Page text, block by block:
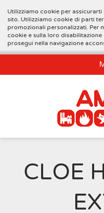
Utilizziamo cookie per assicurarti
sito. Utilizziamo cookie di parti
promozionali personalizzati. Per
cookie e sulla loro disabilitazione
prosegui nella navigazione
CLOE